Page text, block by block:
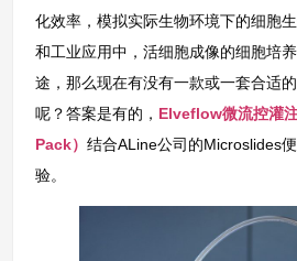
化效率，模拟实际生物环境下的细胞
和工业应用中，活细胞成像的细胞培
途，那么现在有没有一款或一套合适
呢？答案是有的， Elveflow微流控灌
Pack）结合ALine公司的Microslides
验。